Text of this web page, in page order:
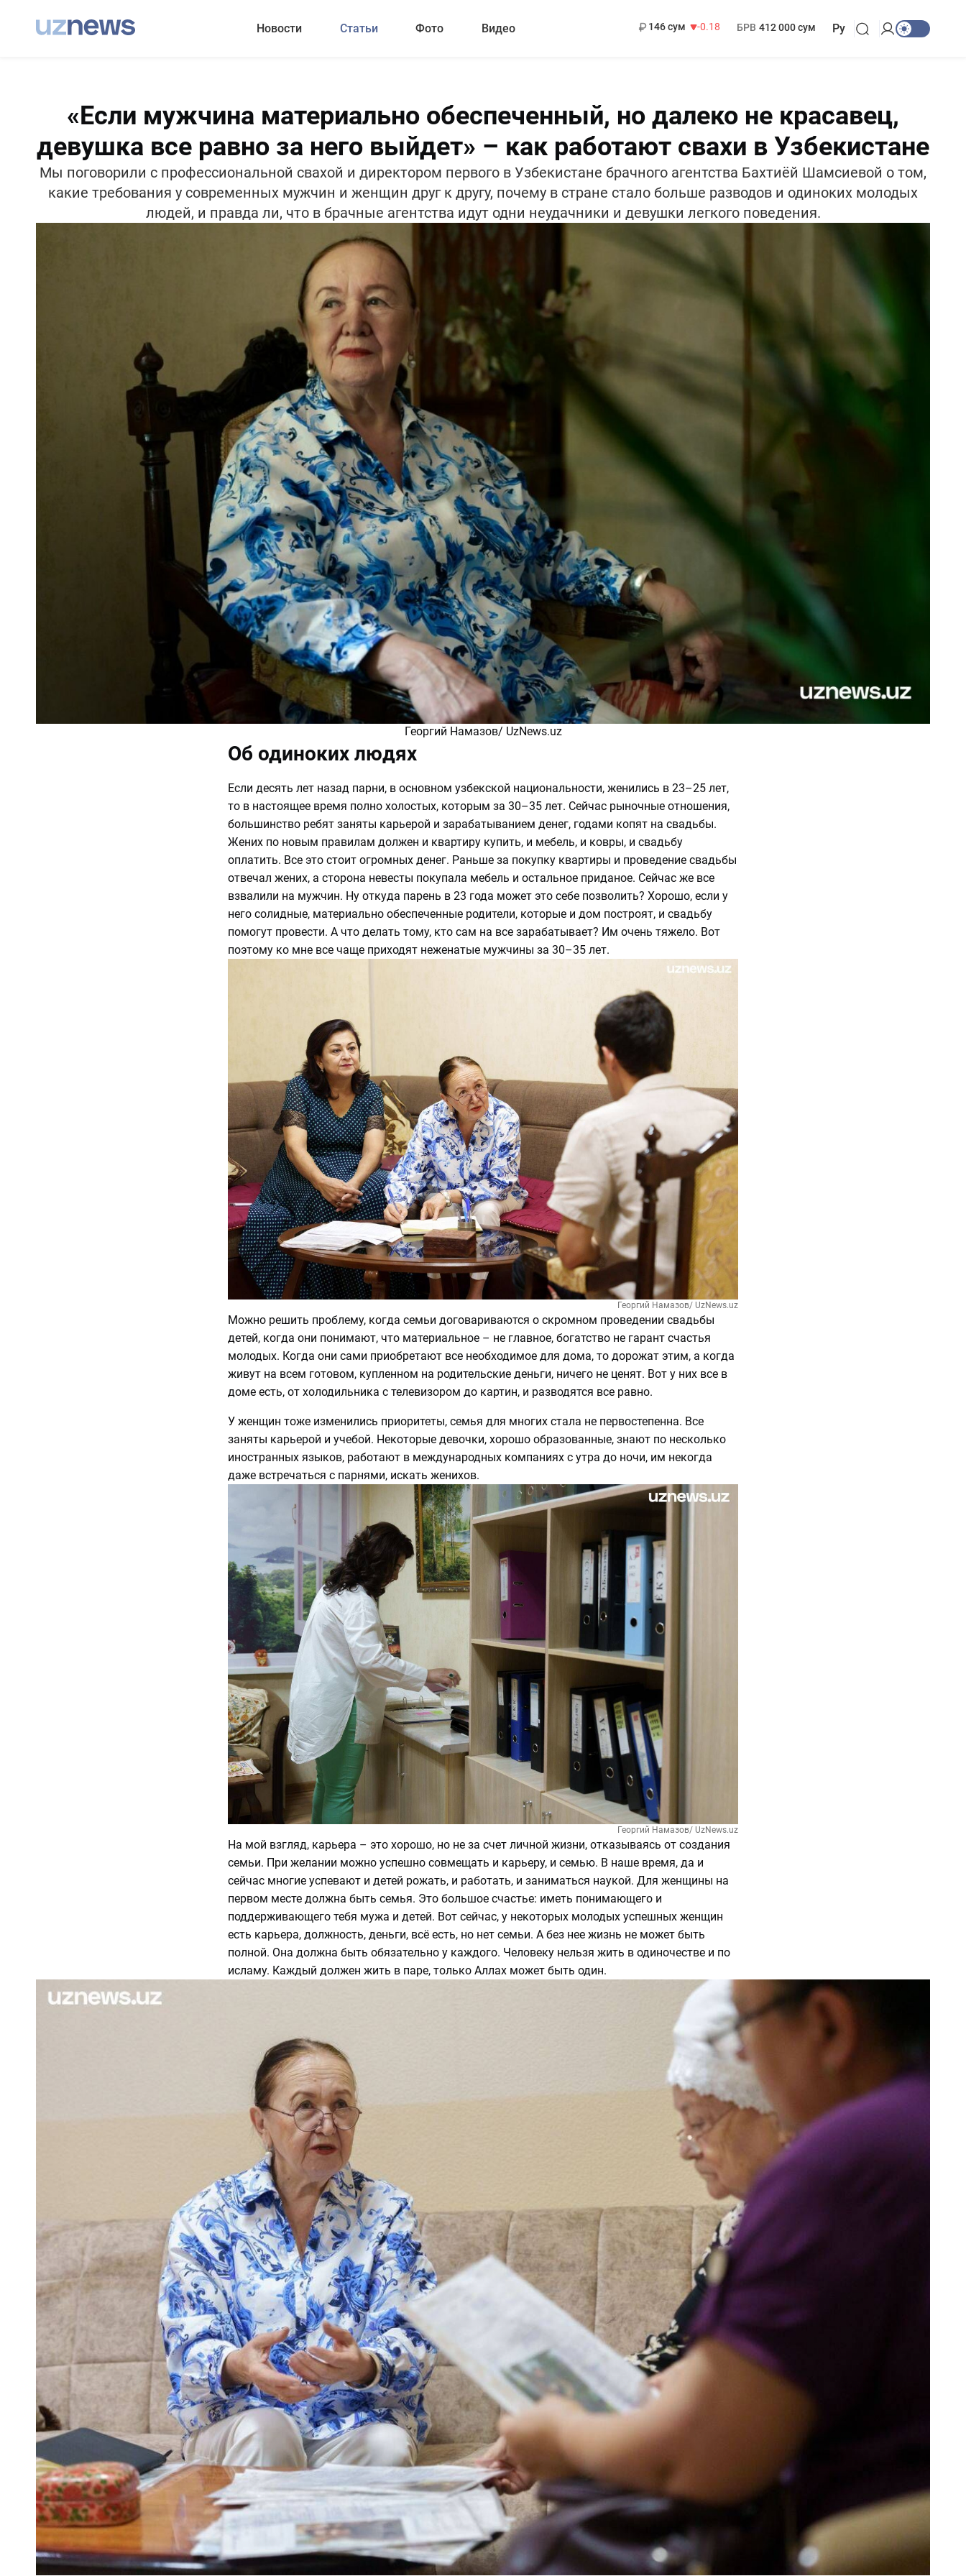
Новости Статьи Фото Видео
146 сум
-0.18
БРВ 412 000 сум Ру
«Если мужчина материально обеспеченный, но далеко не красавец,
девушка все равно за него выйдет» – как работают свахи в Узбекистане
Мы поговорили с профессиональной свахой и директором первого в Узбекистане брачного агентства Бахтиёй Шамсиевой о том,
какие требования у современных мужчин и женщин друг к другу, почему в стране стало больше разводов и одиноких молодых
людей, и правда ли, что в брачные агентства идут одни неудачники и девушки легкого поведения.
Георгий Намазов/ UzNews.uz
Об одиноких людях
Если десять лет назад парни, в основном узбекской национальности, женились в 23–25 лет,
то в настоящее время полно холостых, которым за 30–35 лет. Сейчас рыночные отношения,
большинство ребят заняты карьерой и зарабатыванием денег, годами копят на свадьбы.
Жених по новым правилам должен и квартиру купить, и мебель, и ковры, и свадьбу
оплатить. Все это стоит огромных денег. Раньше за покупку квартиры и проведение свадьбы
отвечал жених, а сторона невесты покупала мебель и остальное приданое. Сейчас же все
взвалили на мужчин. Ну откуда парень в 23 года может это себе позволить? Хорошо, если у
него солидные, материально обеспеченные родители, которые и дом построят, и свадьбу
помогут провести. А что делать тому, кто сам на все зарабатывает? Им очень тяжело. Вот
поэтому ко мне все чаще приходят неженатые мужчины за 30–35 лет.
Георгий Намазов/ UzNews.uz
Можно решить проблему, когда семьи договариваются о скромном проведении свадьбы
детей, когда они понимают, что материальное – не главное, богатство не гарант счастья
молодых. Когда они сами приобретают все необходимое для дома, то дорожат этим, а когда
живут на всем готовом, купленном на родительские деньги, ничего не ценят. Вот у них все в
доме есть, от холодильника с телевизором до картин, и разводятся все равно.
У женщин тоже изменились приоритеты, семья для многих стала не первостепенна. Все
заняты карьерой и учебой. Некоторые девочки, хорошо образованные, знают по несколько
иностранных языков, работают в международных компаниях с утра до ночи, им некогда
даже встречаться с парнями, искать женихов.
Георгий Намазов/ UzNews.uz
На мой взгляд, карьера – это хорошо, но не за счет личной жизни, отказываясь от создания
семьи. При желании можно успешно совмещать и карьеру, и семью. В наше время, да и
сейчас многие успевают и детей рожать, и работать, и заниматься наукой. Для женщины на
первом месте должна быть семья. Это большое счастье: иметь понимающего и
поддерживающего тебя мужа и детей. Вот сейчас, у некоторых молодых успешных женщин
есть карьера, должность, деньги, всё есть, но нет семьи. А без нее жизнь не может быть
полной. Она должна быть обязательно у каждого. Человеку нельзя жить в одиночестве и по
исламу. Каждый должен жить в паре, только Аллах может быть один.